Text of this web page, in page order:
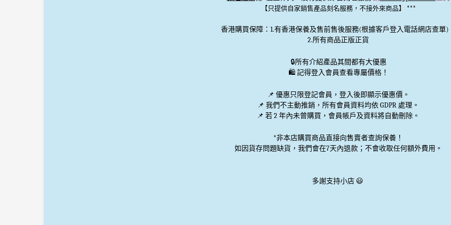
【只提供自家銷售產品刻名服務，不接外來商品】 ***
香港購買保障：1.有香港保養及售前售後服務(根據客戶登入電話網店查單)
2.所有商品正版正貨
🔒所有介紹產品其間都有大優惠
🛍️ 記得登入會員查看專屬價格！
📌 優惠只限登記會員 ，登入後即顯示優惠價。
📌 我們不主動推銷 ，所有會員資料均依 GDPR 處理。
📌 若 2 年內未曾購買，會員帳戶及資料將自動刪除。
*非本店購買商品直接向售賣者查詢保養！
如因貨存問題缺貨，我們會在7天內退款；不會收取任何額外費用。
多謝支持小店 😃